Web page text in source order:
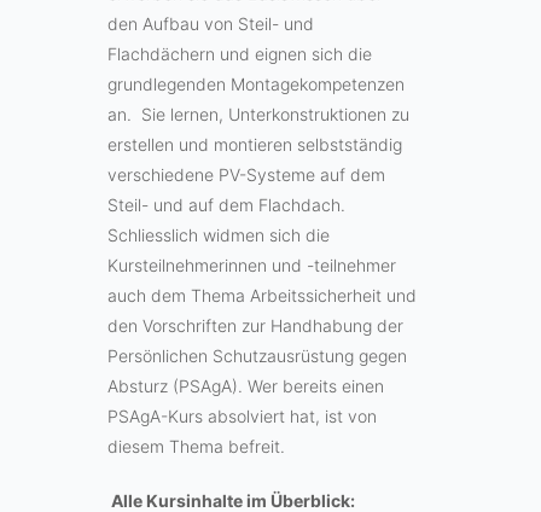
den Aufbau von Steil- und
Flachdächern und eignen sich die
grundlegenden Montagekompetenzen
an. Sie lernen, Unterkonstruktionen zu
erstellen und montieren selbstständig
verschiedene PV-Systeme auf dem
Steil- und auf dem Flachdach.
Schliesslich widmen sich die
Kursteilnehmerinnen und -teilnehmer
auch dem Thema Arbeitssicherheit und
den Vorschriften zur Handhabung der
Persönlichen Schutzausrüstung gegen
Absturz (PSAgA). Wer bereits einen
PSAgA-Kurs absolviert hat, ist von
diesem Thema befreit.
Alle Kursinhalte im Überblick: